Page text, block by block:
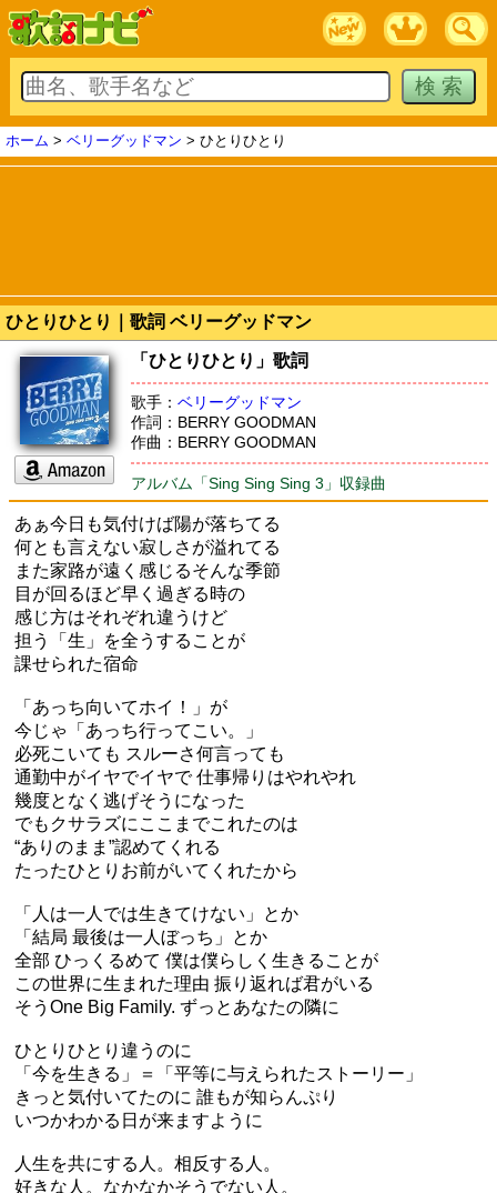
ホーム > ベリーグッドマン > ひとりひとり
ひとりひとり｜歌詞 ベリーグッドマン
「ひとりひとり」歌詞
歌手： ベリーグッドマン
作詞：BERRY GOODMAN
作曲：BERRY GOODMAN
アルバム「Sing Sing Sing 3」収録曲
あぁ今日も気付けば陽が落ちてる
何とも言えない寂しさが溢れてる
また家路が遠く感じるそんな季節
目が回るほど早く過ぎる時の
感じ方はそれぞれ違うけど
担う「生」を全うすることが
課せられた宿命
「あっち向いてホイ！」が
今じゃ「あっち行ってこい。」
必死こいても スルーさ何言っても
通勤中がイヤでイヤで 仕事帰りはやれやれ
幾度となく逃げそうになった
でもクサラズにここまでこれたのは
“ありのまま”認めてくれる
たったひとりお前がいてくれたから
「人は一人では生きてけない」とか
「結局 最後は一人ぼっち」とか
全部 ひっくるめて 僕は僕らしく生きることが
この世界に生まれた理由 振り返れば君がいる
そうOne Big Family. ずっとあなたの隣に
ひとりひとり違うのに
「今を生きる」＝「平等に与えられたストーリー」
きっと気付いてたのに 誰もが知らんぷり
いつかわかる日が来ますように
人生を共にする人。相反する人。
好きな人。なかなかそうでない人。